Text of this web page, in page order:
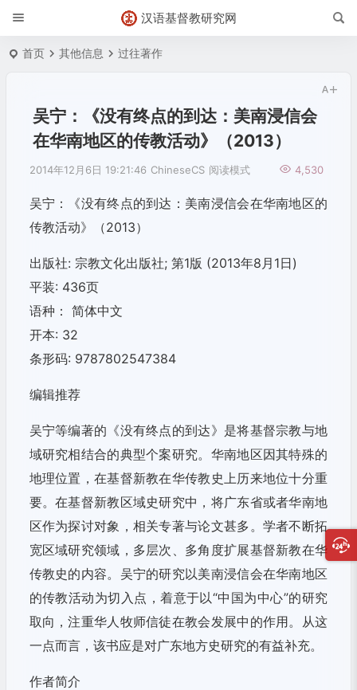
汉语基督教研究网
首页 其他信息 过往著作
吴宁：《没有终点的到达：美南浸信会
在华南地区的传教活动》（2013）
2014年12月6日 19:21:46 ChineseCS 4,530
阅读模式
吴宁：《没有终点的到达：美南浸信会在华南地区的
传教活动》（2013）
出版社: 宗教文化出版社; 第1版 (2013年8月1日)
平装: 436页
语种： 简体中文
开本: 32
条形码: 9787802547384
编辑推荐
吴宁等编著的《没有终点的到达》是将基督宗教与地
域研究相结合的典型个案研究。华南地区因其特殊的
地理位置，在基督新教在华传教史上历来地位十分重
要。在基督新教区域史研究中，将广东省或者华南地
区作为探讨对象，相关专著与论文甚多。学者不断拓
宽区域研究领域，多层次、多角度扩展基督新教在华
传教史的内容。吴宁的研究以美南浸信会在华南地区
的传教活动为切入点，着意于以“中国为中心”的研究
取向，注重华人牧师信徒在教会发展中的作用。从这
一点而言，该书应是对广东地方史研究的有益补充。
作者简介